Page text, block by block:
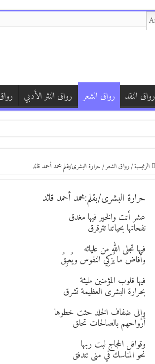
رواق النقد رواق الشعر رواق النثر الأدبي
الرئيسية/رواق الشعر/حرارة البشرى/بقلم:محمد أحمد قائد
حرارة البشرى/بقلم:محمد أحمد قائد
عشر أتت والخير فيها مغدق
نفحاتها بحياتنا تترقرق
فيها تجلى الله من عليائه
وأفاض ما يُزكِي النفوس ويُعبِقُ
فيها قلوب المؤمنين مليئة
بحرارة البشرى العظيمة تشرق
وإلى ضفاف الخلد حثت خطوها
أرواحهم بالصالحات تحلق
وقوافل الحجاج لبت ربها
نحو المناسك في منى تتدفق